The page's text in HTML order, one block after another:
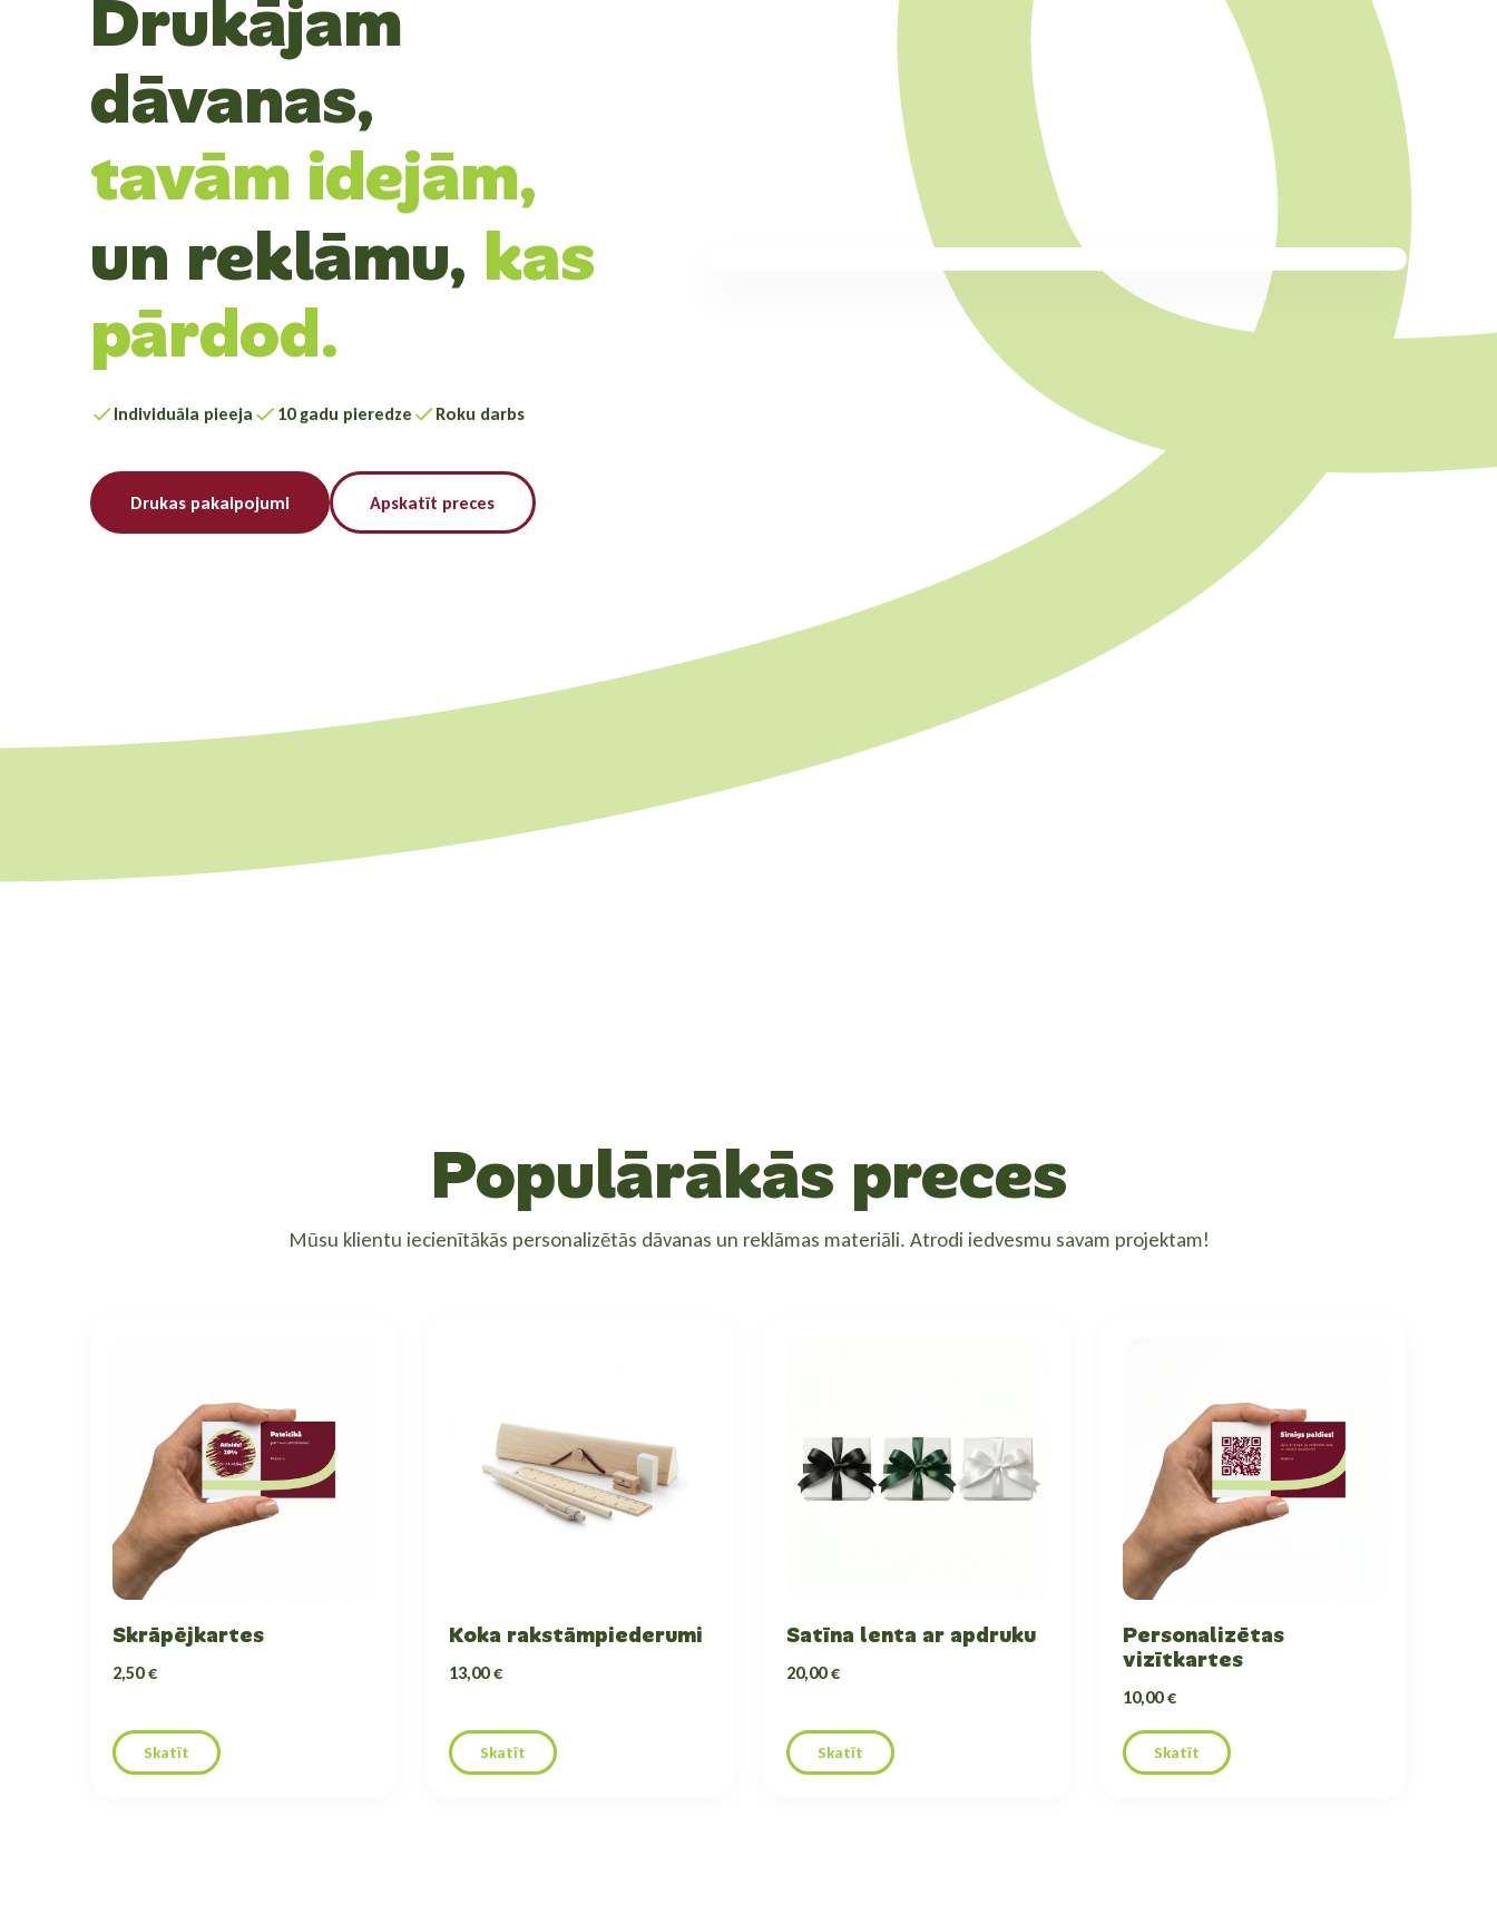
Drukājam
dāvanas,
kas priecē,
un reklāmu, kas
pārdod.
Individuāla pieeja 10 gadu pieredze Roku darbs
Drukas pakalpojumi Apskatīt preces
Populārākās preces
Mūsu klientu iecienītākās personalizētās dāvanas un reklāmas materiāli. Atrodi iedvesmu savam projektam!
Skrāpējkartes
2,50 €
Skatīt
Koka rakstāmpiederumi
13,00 €
Skatīt
Satīna lenta ar apdruku
20,00 €
Skatīt
Personalizētas
vizītkartes
10,00 €
Skatīt